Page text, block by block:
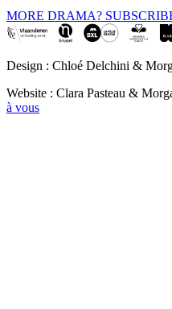
MORE DRAMA?
Design : Chloé Delchini &
Website : Clara Pasteau &
à vous